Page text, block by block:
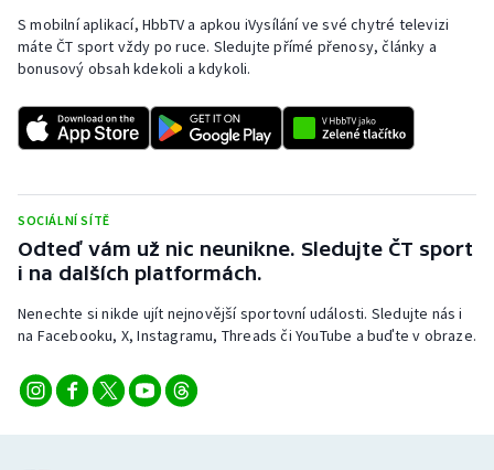
S mobilní aplikací, HbbTV a apkou iVysílání ve své chytré televizi
máte ČT sport vždy po ruce. Sledujte přímé přenosy, články a
bonusový obsah kdekoli a kdykoli.
SOCIÁLNÍ SÍTĚ
Odteď vám už nic neunikne. Sledujte ČT sport
i na dalších platformách.
Nenechte si nikde ujít nejnovější sportovní události. Sledujte nás i
na Facebooku, X, Instagramu, Threads či YouTube a buďte v obraze.